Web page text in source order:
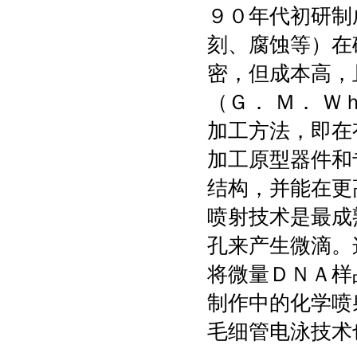
９０年代初研
刻、腐蚀等）
密，但成本高
（Ｇ． Ｍ．
加工方法，即
加工原型器件
结构，并能在
喷射技术是最
孔来产生微滴
将微量ＤＮＡ
制作中的化学
毛细管电泳技